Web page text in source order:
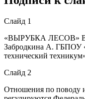
Слайд 1
«ВЫРУБКА ЛЕСОВ»
Забродкина А. ГБПОУ
технический
Слайд 2
Отношения по поводу